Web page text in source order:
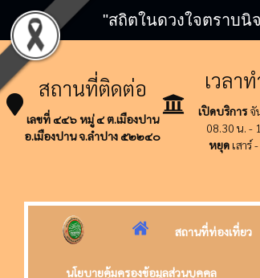
"สถิตในดวงใจตราบนิ
สถานที่ติดต่อ
เลขที่ ๔๔๖ หมู่ ๔ ต.เมืองปาน
อ.เมืองปาน จ.ลำปาง ๕๒๒๔๐
เวลา
เปิดบริการจั
08.30 น. -
หยุดเสาร์
สถานที่ท่องเที่ยว
นโยบายคุ้มครองข้อมูลส่วนบุคคล